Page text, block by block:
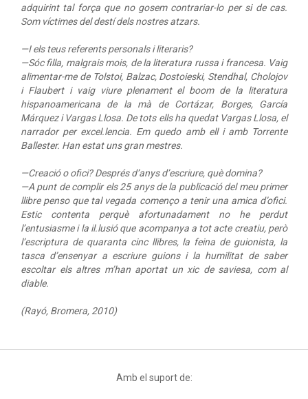
adquirint tal força que no gosem contrariar-lo per si de cas.
Som víctimes del destí dels nostres atzars.
—I els teus referents personals i literaris?
—Sóc filla, malgrais mois, de la literatura russa i francesa. Vaig
alimentar-me de Tolstoi, Balzac, Dostoieski, Stendhal, Cholojov
i Flaubert i vaig viure plenament el boom de la literatura
hispanoamericana de la mà de Cortázar, Borges, García
Márquez i Vargas Llosa. De tots ells ha quedat Vargas Llosa, el
narrador per excel.lencia. Em quedo amb ell i amb Torrente
Ballester. Han estat uns gran mestres.
—Creació o ofici? Després d’anys d’escriure, què domina?
—A punt de complir els 25 anys de la publicació del meu primer
llibre penso que tal vegada començo a tenir una amica d’ofici.
Estic contenta perquè afortunadament no he perdut
l’entusiasme i la il.lusió que acompanya a tot acte creatiu, però
l’escriptura de quaranta cinc llibres, la feina de guionista, la
tasca d’ensenyar a escriure guions i la humilitat de saber
escoltar els altres m’han aportat un xic de saviesa, com al
diable.
(Rayó, Bromera, 2010)
Amb el suport de: